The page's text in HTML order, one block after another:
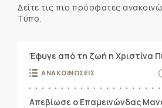
Δείτε τις πιο πρόσφατες
Τύπο.
Έφυγε από τη ζωή η Χριστίνα
ΑΝΑΚΟΙΝΩΣΕΙΣ
Απεβίωσε ο Επαμεινώνδας